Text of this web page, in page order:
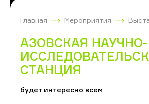
Главная Мероприятия
АЗОВСКАЯ НАУЧНО-
СТАНЦИЯ
будет интересно всем